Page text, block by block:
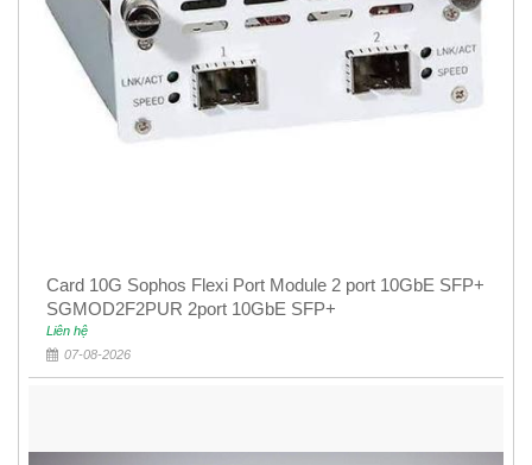
Card 10G Sophos Flexi Port Module 2 port 10GbE SFP+
SGMOD2F2PUR 2port 10GbE SFP+
Liên hệ
07-08-2026